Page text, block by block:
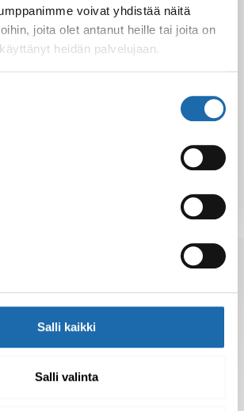
voivat yhdistää näitä
joita olet antanut heille tai joita on
heidän palvelujaan.
Salli kaikki
Salli valinta
Nahkakalusteiden hoito Softcare aineilla
vinkit ja uutuudet